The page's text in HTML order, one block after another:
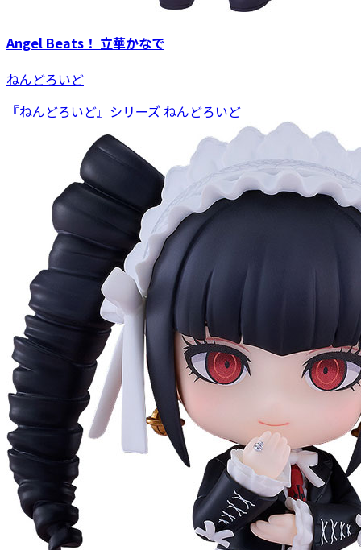
Angel Beats！ 立華かなで
ねんどろいど
『ねんどろいど』シリーズ ねんどろいど